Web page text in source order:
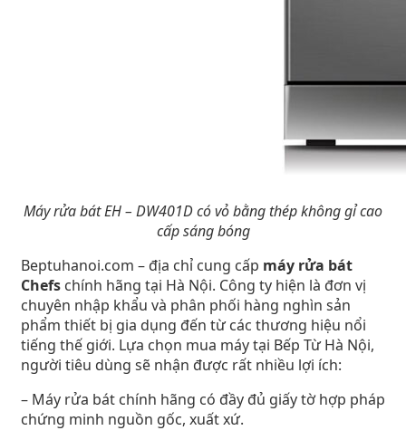
Máy rửa bát EH – DW401D có vỏ bằng thép không gỉ cao
cấp sáng bóng
Beptuhanoi.com – địa chỉ cung cấp máy rửa bát
Chefs chính hãng tại Hà Nội. Công ty hiện là đơn vị
chuyên nhập khẩu và phân phối hàng nghìn sản
phẩm thiết bị gia dụng đến từ các thương hiệu nổi
tiếng thế giới. Lựa chọn mua máy tại Bếp Từ Hà Nội,
người tiêu dùng sẽ nhận được rất nhiều lợi ích:
– Máy rửa bát chính hãng có đầy đủ giấy tờ hợp pháp
chứng minh nguồn gốc, xuất xứ.